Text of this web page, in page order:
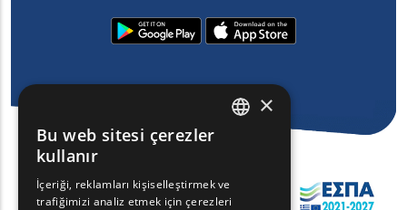
FRENCH
×
Bu web sitesi çerezler
kullanır
İçeriği, reklamları kişiselleştirmek ve
trafiğimizi analiz etmek için çerezleri